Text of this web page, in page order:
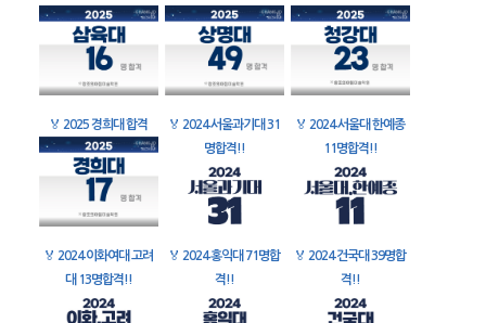
🏅 2025 경희대 합격 🏅 2024 서울과기대 31
명합격!!
🏅 2024 서울대 한예종
11명합격!!
🏅 2024 이화여대 고려
대 13명합격!!
🏅 2024 홍익대 71명합
격!!
🏅 2024 건국대 39명합
격!!